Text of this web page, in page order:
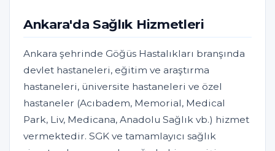
Ankara'da Sağlık Hizmetleri
Ankara şehrinde Göğüs Hastalıkları branşında
devlet hastaneleri, eğitim ve araştırma
hastaneleri, üniversite hastaneleri ve özel
hastaneler (Acıbadem, Memorial, Medical
Park, Liv, Medicana, Anadolu Sağlık vb.) hizmet
vermektedir. SGK ve tamamlayıcı sağlık